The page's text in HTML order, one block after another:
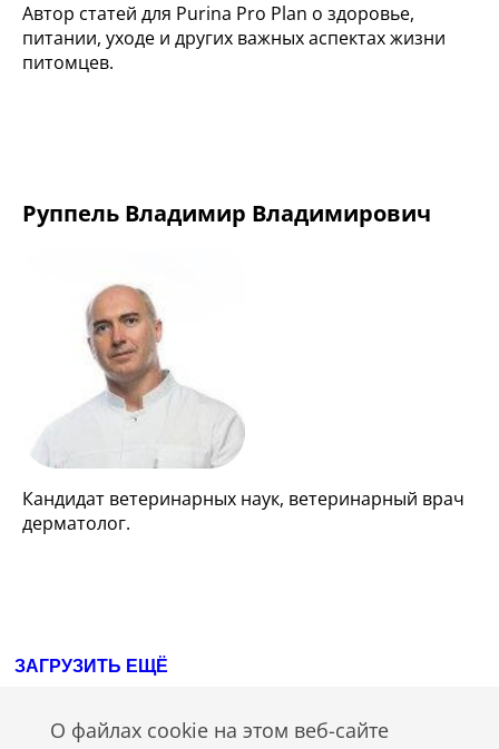
Автор статей для Purina Pro Plan о здоровье,
питании, уходе и других важных аспектах жизни
питомцев.
Руппель Владимир Владимирович
Кандидат ветеринарных наук, ветеринарный врач
дерматолог.
ЗАГРУЗИТЬ ЕЩЁ
О файлах cookie на этом веб-сайте